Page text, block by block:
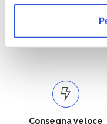
Oltre 50.000
Consegna veloce